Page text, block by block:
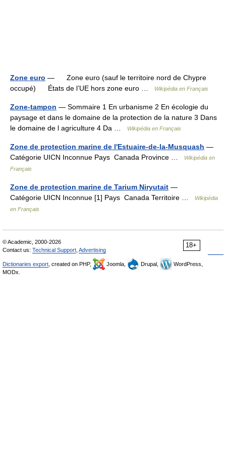
Zone euro — Zone euro (sauf le territoire nord de Chypre
occupé) États de l’UE hors zone euro …
Wikipédia en Français
Zone-tampon — Sommaire 1 En urbanisme 2 En écologie du
paysage et dans le domaine de la protection de la nature 3 Dans
le domaine de l agriculture 4 Da …
Wikipédia en Français
Zone de protection marine de l'Estuaire-de-la-Musquash —
Catégorie UICN Inconnue Pays Canada Province …
Wikipédia en
Français
Zone de protection marine de Tarium Niryutait —
Catégorie UICN Inconnue [1] Pays Canada Territoire …
Wikipédia
en Français
18+
© Academic, 2000-2026
Contact us: Technical Support Advertising
Dictionaries export , created on PHP, Joomla, Drupal,
WordPress,
MODx.